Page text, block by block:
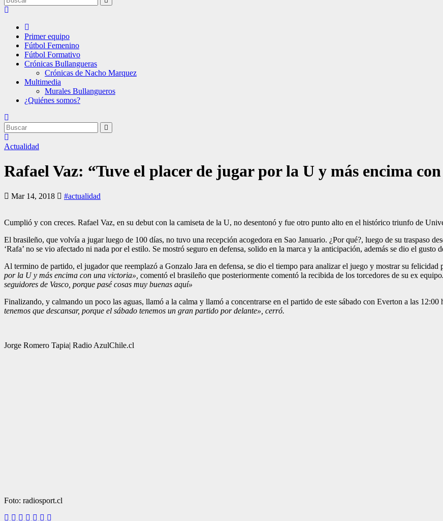
Primer equipo
Fútbol Femenino
Fútbol Formativo
Crónicas Bullangueras
Crónicas de Nacho Marquez
Multimedia
Murales Bullangueros
¿Quiénes somos?
Actualidad
Rafael Vaz: “Tuve el placer de jugar por la U y más encima
Mar 14, 2018 #actualidad
Cumplió y con creces. Rafael Vaz, en su debut con la camiseta de la U, no desentonó y fue otro punto alto en el histórico triunfo de
El brasileño, que volvía a jugar luego de 100 días, no tuvo una recepción acogedora en Sao Januario. ¿Por qué?, luego de su traspaso
‘Rafa’ no se vio afectado ni nada por el estilo. Se mostró seguro en defensa, solido en la marca y la anticipación, además se dio el
Al termino de partido, el jugador que reemplazó a Gonzalo Jara en defensa, se dio el tiempo para analizar el juego y mostrar su felicidad
por la U y más encima con una victoria», comentó el brasileño que posteriormente comentó la recibida de los torcedores de su ex equipo
seguidores de Vasco, porque pasé cosas muy buenas aquí»
Finalizando, y calmando un poco las aguas, llamó a la calma y llamó a concentrarse en el partido de este sábado con Everton a las 12:00
tenemos que descansar, porque el sábado tenemos un gran partido por delante», cerró.
Jorge Romero Tapia| Radio AzulChile.cl
Foto: radiosport.cl